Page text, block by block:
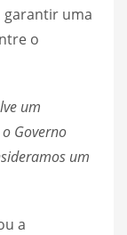
uma
o
um
Governo
um
a